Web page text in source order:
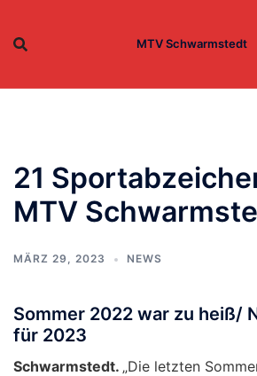
Inhalt
springen
MTV Schwarmstedt
21
MTV
MÄRZ 29, 2023 NEWS
Sommer 2022 war zu heiß/
für 2023
Schwarmstedt. „Die letzten